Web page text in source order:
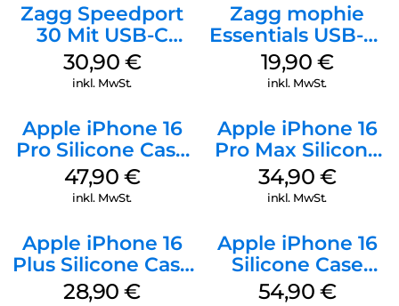
Zagg Speedport
30 Mit USB-C
Kabel Weiß
30,90 €
inkl. MwSt.
Zagg mophie
Essentials USB-C-
20W Charger PD
Weiß
19,90 €
inkl. MwSt.
Apple iPhone 16
Pro Silicone Case
MagSafe Denim
47,90 €
inkl. MwSt.
Apple iPhone 16
Pro Max Silicone
Case MagSafe
Denim
34,90 €
inkl. MwSt.
Apple iPhone 16
Plus Silicone Case
MagSafe Black
28,90€
Apple iPhone 16
Silicone Case
MagSafe Lake
54,90 €